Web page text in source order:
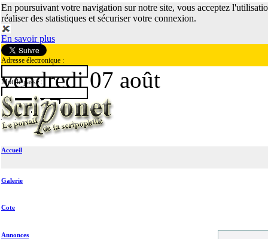
En poursuivant votre navigation sur notre site, vous acceptez
réaliser des statistiques et sécuriser votre connexion.
En savoir plus
Adresse électronique :
Mot de passe :
vendredi 07 août
Accueil
Galerie
Cote
Annonces